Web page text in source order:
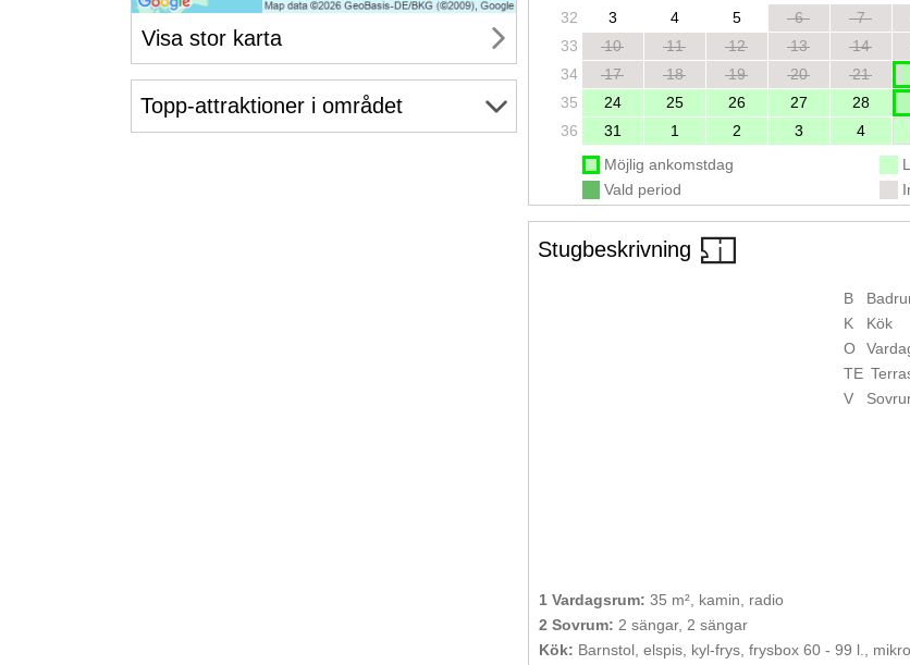
32
3 4 5 6 7
33
10 11 12 13 14
34
17 18 19 20 21
35
24 25 26 27 28
36
31 1 2 3 4
Möjlig ankomstdag
Vald period
Stugbeskrivning
B
K
Kök
O
TE
V
1 Vardagsrum: 35 m², kamin, radio
2 Sovrum: 2 sängar, 2 sängar
Kök: Barnstol, elspis, kyl-frys, frysbox 60 - 99 l.,
Visa stor karta
Topp-attraktioner i området